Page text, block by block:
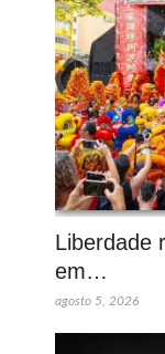
Liberdade
em…
agosto 5, 2026